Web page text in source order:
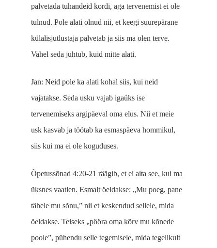
palvetada tuhandeid kordi, aga tervenemist ei ole
tulnud. Pole alati olnud nii, et keegi suurepärane
külalisjutlustaja palvetab ja siis ma olen terve.
Vahel seda juhtub, kuid mitte alati.
Jan: Neid pole ka alati kohal siis, kui neid
vajatakse. Seda usku vajab igaüks ise
tervenemiseks argipäeval oma elus. Nii et meie
usk kasvab ja töötab ka esmaspäeva hommikul,
siis kui ma ei ole koguduses.
Õpetussõnad 4:20-21 räägib, et ei aita see, kui ma
üksnes vaatlen. Esmalt öeldakse: „Mu poeg, pane
tähele mu sõnu,” nii et keskendud sellele, mida
öeldakse. Teiseks „pööra oma kõrv mu kõnede
poole”, pühendu selle tegemisele, mida tegelikult